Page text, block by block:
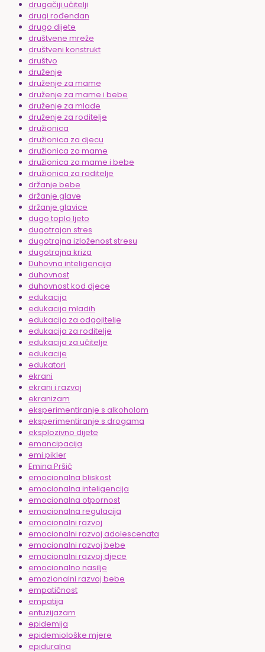
drugačiji učitelji
drugi rođendan
drugo dijete
društvene mreže
društveni konstrukt
društvo
druženje
druženje za mame
druženje za mame i bebe
druženje za mlade
druženje za roditelje
družionica
družionica za djecu
družionica za mame
družionica za mame i bebe
družionica za roditelje
držanje bebe
držanje glave
držanje glavice
dugo toplo ljeto
dugotrajan stres
dugotrajna izloženost stresu
dugotrajna kriza
Duhovna inteligencija
duhovnost
duhovnost kod djece
edukacija
edukacija mladih
edukacija za odgojitelje
edukacija za roditelje
edukacija za učitelje
edukacije
edukatori
ekrani
ekrani i razvoj
ekranizam
eksperimentiranje s alkoholom
eksperimentiranje s drogama
eksplozivno dijete
emancipacija
emi pikler
Emina Pršić
emocionalna bliskost
emocionalna inteligencija
emocionalna otpornost
emocionalna regulacija
emocionalni razvoj
emocionalni razvoj adolescenata
emocionalni razvoj bebe
emocionalni razvoj djece
emocionalno nasilje
emozionalni razvoj bebe
empatičnost
empatija
entuzijazam
epidemija
epidemiološke mjere
epiduralna